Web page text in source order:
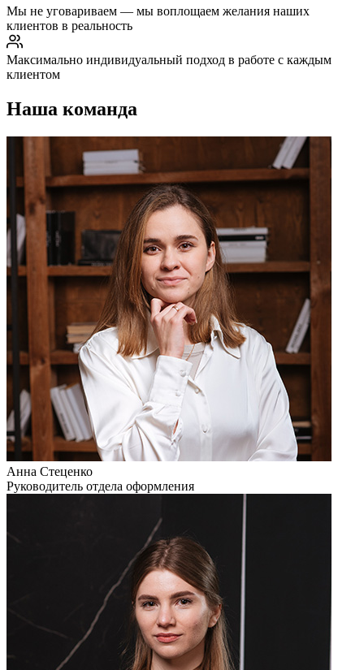
Мы не уговариваем — мы воплощаем желания наших
клиентов в реальность
Максимально индивидуальный подход в работе с каждым
клиентом
Наша команда
Анна Стеценко
Руководитель отдела оформления